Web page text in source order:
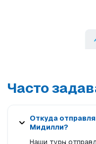
Часто
Откуда
Мидилли?
Наши туры